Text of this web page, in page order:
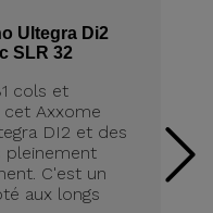
Ultegra Di2
SLR 32
cols et
Axxome
DI2 et des
pleinement
C'est un
aux longs